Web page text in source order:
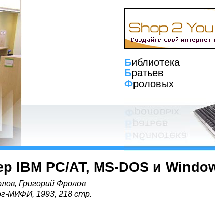
Библиотека
Братьев
Фроловых
IBM PC/AT, MS-DOS и
Григорий Фролов
МИФИ, 1993, 218 стр.